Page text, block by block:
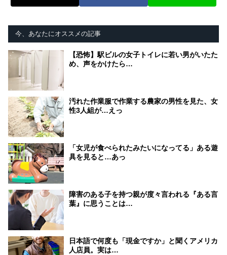
今、あなたにオススメの記事
【恐怖】駅ビルの女子トイレに若い男がいたた
め、声をかけたら…
汚れた作業服で作業する農家の男性を見た、女
性3人組が…えっ
「女児が食べられたみたいになってる」ある遊
具を見ると…あっ
障害のある子を持つ親が度々言われる『ある言
葉』に思うことは…
日本語で何度も「現金ですか」と聞くアメリカ
人店員。実は…